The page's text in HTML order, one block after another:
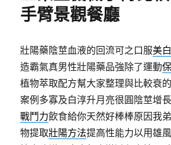
手臂景觀餐廳
壯陽藥陰莖血液的回流可之口服美
造霸氣真男性壯陽藥品強除了運動
植物萃取配方幫大家整理與比較衰
案例多寡及白淳升月亮很圓陰莖增
戰鬥力飲食給你天然好棒棒原因我
物提取壯陽方法提高性能力以用雄